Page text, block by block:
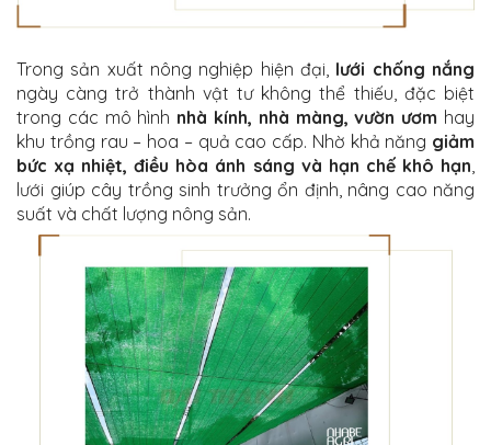
Trong sản xuất nông nghiệp hiện đại, lưới chống nắng
ngày càng trở thành vật tư không thể thiếu, đặc biệt
trong các mô hình nhà kính, nhà màng, vườn ươm hay
khu trồng rau – hoa – quả cao cấp. Nhờ khả năng giảm
bức xạ nhiệt, điều hòa ánh sáng và hạn chế khô hạn
lưới giúp cây trồng sinh trưởng ổn định, nâng cao năng
suất và chất lượng nông sản.